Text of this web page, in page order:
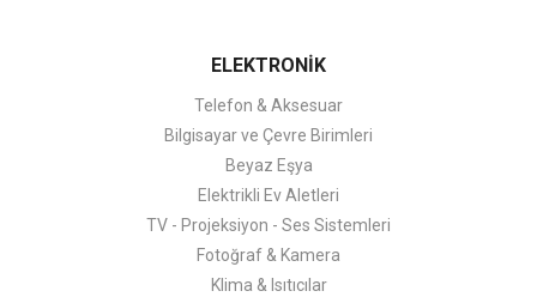
ELEKTRONİK
Telefon & Aksesuar
Bilgisayar ve Çevre Birimleri
Beyaz Eşya
Elektrikli Ev Aletleri
TV - Projeksiyon - Ses Sistemleri
Fotoğraf & Kamera
Klima & Isıtıcılar